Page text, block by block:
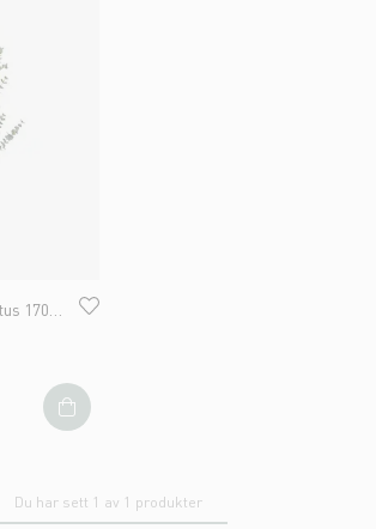
Du har sett 1 av 1 produkter